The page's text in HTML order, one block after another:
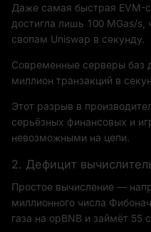
Даже самая быстрая EVM-
достигла лишь 100 MGas/s,
свопам Uniswap в секунду.
Современные серверы
миллион транзакций в
Этот разрыв в
серьёзных финансовых и
невозможными на цепи.
2. Дефицит
Простое вычисление —
миллионного числа
газа на opBNB и займёт 55